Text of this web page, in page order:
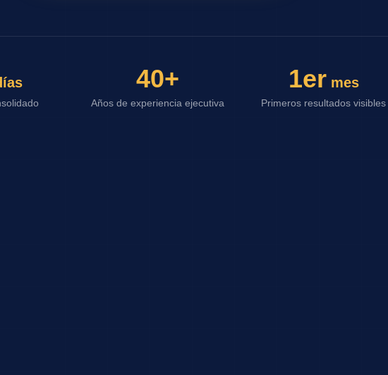
40+
Años de experiencia ejecutiva
1ermes
Primeros resultados visibles